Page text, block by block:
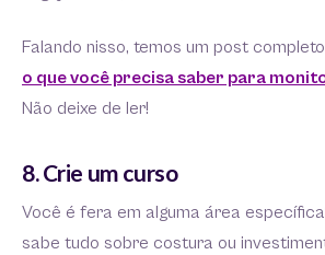
Falando nisso, temos um post
o que você precisa saber para
Não deixe de ler!
8. Crie um curso
Você é fera em alguma área
sabe tudo sobre costura ou